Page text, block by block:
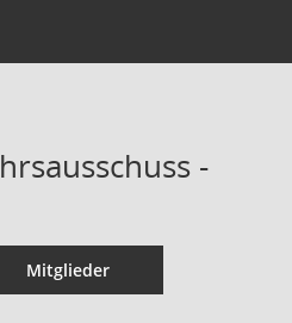
-
Mitglieder